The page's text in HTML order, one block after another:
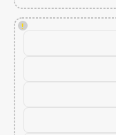
!